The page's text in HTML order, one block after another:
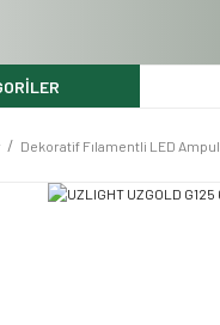
Dekoratif Fılamentli LED Ampul